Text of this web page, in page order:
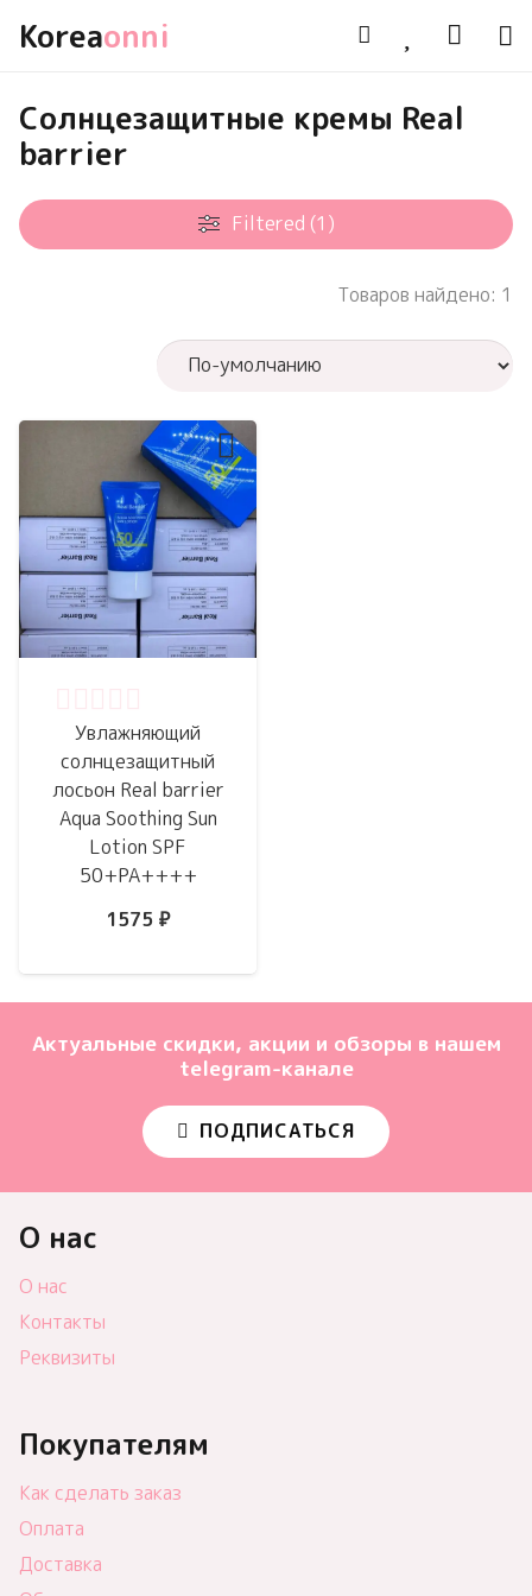
Koreaonni
Солнцезащитные кремы Real
barrier
Filtered (1)
Товаров найдено: 1
Увлажняющий
солнцезащитный
лосьон Real barrier
Aqua Soothing Sun
Lotion SPF
50+PA++++
1575 ₽
Актуальные скидки, акции и обзоры в нашем
telegram-канале
ПОДПИСАТЬСЯ
О нас
О нас
Контакты
Реквизиты
Покупателям
Как сделать заказ
Оплата
Доставка